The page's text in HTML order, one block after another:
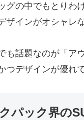
グの中でもとりわ
ザインがオシャレ
も話題なのが「ア
つデザインが優れ
パック界の